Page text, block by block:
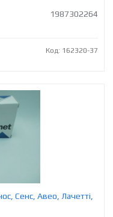
1987302264
Код: 162320-37
Сенс, Авео, Лачетті,